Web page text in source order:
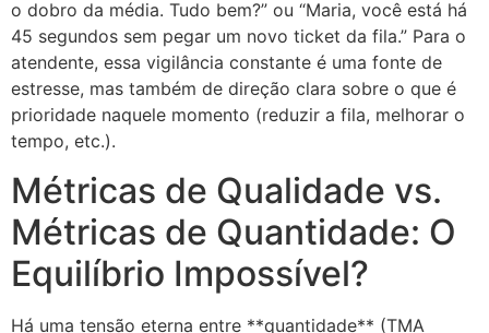
o dobro da média. Tudo bem?” ou “Maria, você está há
45 segundos sem pegar um novo ticket da fila.” Para o
atendente, essa vigilância constante é uma fonte de
estresse, mas também de direção clara sobre o que é
prioridade naquele momento (reduzir a fila, melhorar o
tempo, etc.).
Métricas de Qualidade vs.
Métricas de Quantidade: O
Equilíbrio Impossível?
Há uma tensão eterna entre **quantidade** (TMA